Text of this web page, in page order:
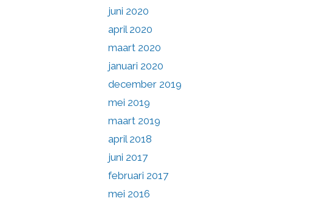
juni 2020
april 2020
maart 2020
januari 2020
december 2019
mei 2019
maart 2019
april 2018
juni 2017
februari 2017
mei 2016